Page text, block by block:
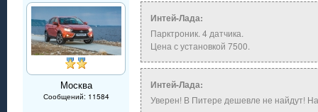
Москва
Сообщений: 11584
Интей-Лада:
Парктроник. 4 датчика.
Цена с установкой 7500.
Интей-Лада:
Уверен! В Питере дешевле не найдут!